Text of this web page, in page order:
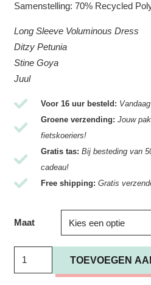
Samenstelling: 70% Recycled
Long Sleeve Voluminous Dress
Ditzy Petunia
Stine Goya
Juul
Voor 16 uur besteld:
Groene verzending: Jouw
fietskoeriers!
Gratis tas: Bij besteding van
cadeau!
Free shipping: Gratis
Maat
TOEVOEGEN